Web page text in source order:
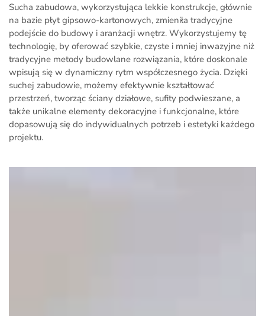
Sucha zabudowa, wykorzystująca lekkie konstrukcje, głównie
na bazie płyt gipsowo-kartonowych, zmieniła tradycyjne
podejście do budowy i aranżacji wnętrz. Wykorzystujemy tę
technologię, by oferować szybkie, czyste i mniej inwazyjne niż
tradycyjne metody budowlane rozwiązania, które doskonale
wpisują się w dynamiczny rytm współczesnego życia. Dzięki
suchej zabudowie, możemy efektywnie kształtować
przestrzeń, tworząc ściany działowe, sufity podwieszane, a
także unikalne elementy dekoracyjne i funkcjonalne, które
dopasowują się do indywidualnych potrzeb i estetyki każdego
projektu.